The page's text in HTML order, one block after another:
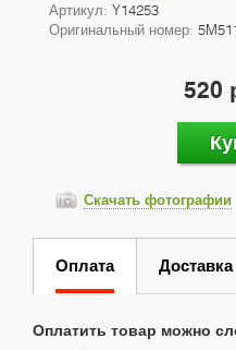
Артикул: Y14253
Оригинальный номер:
520
Скачать фотографии
Оплата Доставка
Оплатить товар можно